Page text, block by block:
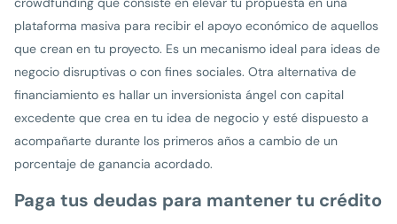
plataforma masiva para recibir el apoyo económico de aquellos
que crean en tu proyecto. Es un mecanismo ideal para ideas de
negocio disruptivas o con fines sociales. Otra alternativa de
financiamiento es hallar un inversionista ángel con capital
excedente que crea en tu idea de negocio y esté dispuesto a
acompañarte durante los primeros años a cambio de un
porcentaje de ganancia acordado.
Paga tus deudas para mantener tu crédito